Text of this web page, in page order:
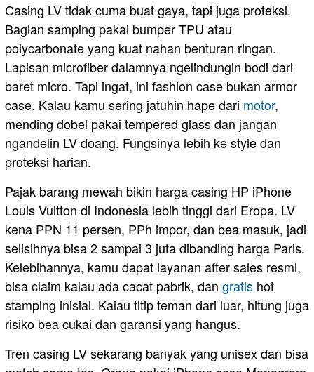
Casing LV tidak cuma buat gaya, tapi juga proteksi.
Bagian samping pakai bumper TPU atau
polycarbonate yang kuat nahan benturan ringan.
Lapisan microfiber dalamnya ngelindungin bodi dari
baret micro. Tapi ingat, ini fashion case bukan armor
case. Kalau kamu sering jatuhin hape dari motor,
mending dobel pakai tempered glass dan jangan
ngandelin LV doang. Fungsinya lebih ke style dan
proteksi harian.
Pajak barang mewah bikin harga casing HP iPhone
Louis Vuitton di Indonesia lebih tinggi dari Eropa. LV
kena PPN 11 persen, PPh impor, dan bea masuk, jadi
selisihnya bisa 2 sampai 3 juta dibanding harga Paris.
Kelebihannya, kamu dapat layanan after sales resmi,
bisa claim kalau ada cacat pabrik, dan gratis hot
stamping inisial. Kalau titip teman dari luar, hitung juga
risiko bea cukai dan garansi yang hangus.
Tren casing LV sekarang banyak yang unisex dan bisa